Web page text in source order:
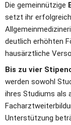
Die gemeinnützige
setzt ihr
deutlich erhöhten
hausärztliche
Bis zu vier
werden sowohl
ihres Studiums als
Unterstützung